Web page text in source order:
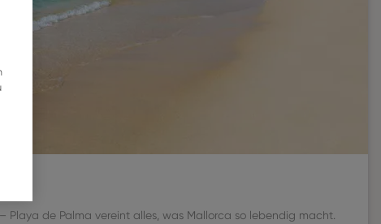
Playa de Palma vereint alles, was Mallorca so lebendig macht.